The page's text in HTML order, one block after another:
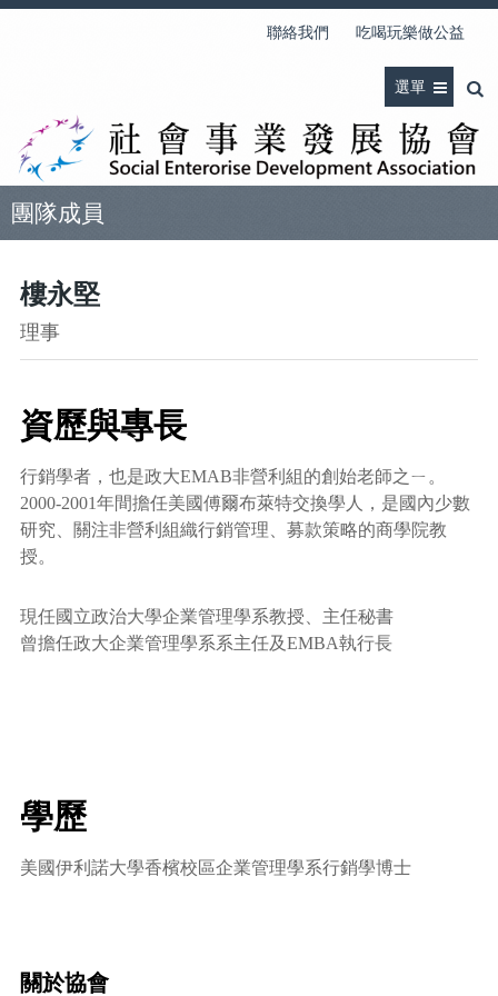
聯絡我們 吃喝玩樂做公益
選單
團隊成員
樓永堅
理事
資歷與專長
行銷學者，也是政大EMAB非營利組的創始老師之ㄧ。
2000-2001年間擔任美國傅爾布萊特交換學人，是國內少數
研究、關注非營利組織行銷管理、募款策略的商學院教
授。
現任國立政治大學企業管理學系教授、主任秘書
曾擔任政大企業管理學系系主任及EMBA執行長
學歷
美國伊利諾大學香檳校區企業管理學系行銷學博士
關於協會